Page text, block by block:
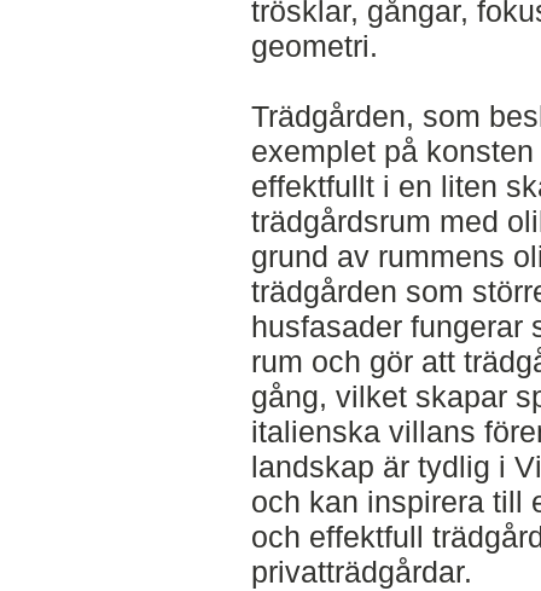
trösklar, gångar,
geometri.
Trädgården, som
exemplet på
effektfullt i en liten
trädgårdsrum med
grund av rummens
trädgården som
husfasader fungerar
rum och gör att
gång, vilket skapar
italienska villans
landskap är tydlig i
och kan inspirera till
och effektfull
privatträdgårdar.